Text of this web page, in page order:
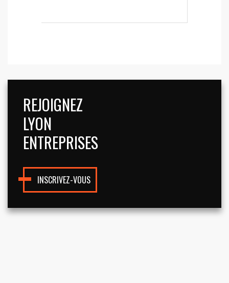
REJOIGNEZ
LYON
ENTREPRISES
INSCRIVEZ-VOUS